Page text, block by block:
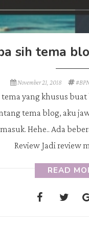
sih tema
November 21, 2018
yang khusus
tema blog, aku
Hehe.. Ada
Review Jadi review
READ